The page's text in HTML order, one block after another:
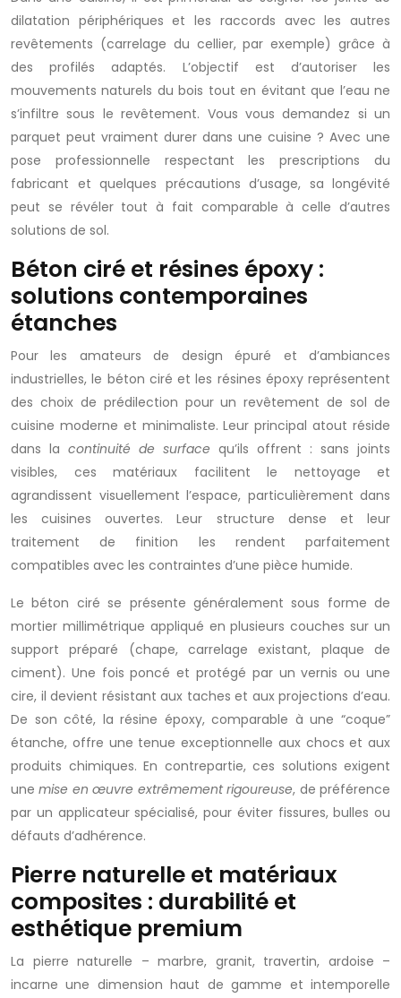
dilatation périphériques et les raccords avec les autres
revêtements (carrelage du cellier, par exemple) grâce à
des profilés adaptés. L’objectif est d’autoriser les
mouvements naturels du bois tout en évitant que l’eau ne
s’infiltre sous le revêtement. Vous vous demandez si un
parquet peut vraiment durer dans une cuisine ? Avec une
pose professionnelle respectant les prescriptions du
fabricant et quelques précautions d’usage, sa longévité
peut se révéler tout à fait comparable à celle d’autres
solutions de sol.
Béton ciré et résines époxy :
solutions contemporaines
étanches
Pour les amateurs de design épuré et d’ambiances
industrielles, le béton ciré et les résines époxy représentent
des choix de prédilection pour un revêtement de sol de
cuisine moderne et minimaliste. Leur principal atout réside
dans la continuité de surface qu’ils offrent : sans joints
visibles, ces matériaux facilitent le nettoyage et
agrandissent visuellement l’espace, particulièrement dans
les cuisines ouvertes. Leur structure dense et leur
traitement de finition les rendent parfaitement
compatibles avec les contraintes d’une pièce humide.
Le béton ciré se présente généralement sous forme de
mortier millimétrique appliqué en plusieurs couches sur un
support préparé (chape, carrelage existant, plaque de
ciment). Une fois poncé et protégé par un vernis ou une
cire, il devient résistant aux taches et aux projections d’eau.
De son côté, la résine époxy, comparable à une “coque”
étanche, offre une tenue exceptionnelle aux chocs et aux
produits chimiques. En contrepartie, ces solutions exigent
unemise en œuvre extrêmement rigoureuse, de préférence
par un applicateur spécialisé, pour éviter fissures, bulles ou
défauts d’adhérence.
Pierre naturelle et matériaux
composites : durabilité et
esthétique premium
La pierre naturelle – marbre, granit, travertin, ardoise –
incarne une dimension haut de gamme et intemporelle